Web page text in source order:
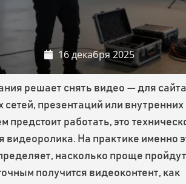
16 декабря 2025
решает снять видео — для
сетей, презентаций или
предстоит работать, это
видеоролика. На практике именно
насколько проще
получится видеоконтент, как